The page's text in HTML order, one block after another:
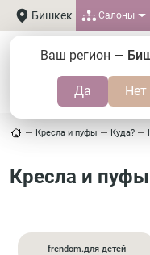
Бишкек
Ваш регион —
Салоны
Кресла и пуфы Куда?
Кресла и
frendom.для детей